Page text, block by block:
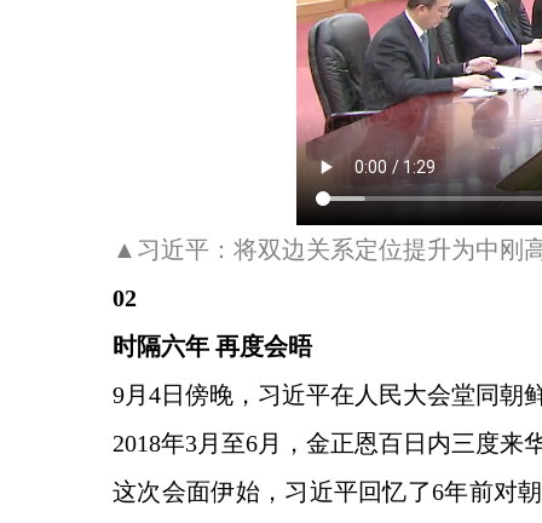
▲习近平：将双边关系定位提升为中刚
02
时隔六年 再度会晤
9月4日傍晚，习近平在人民大会堂同朝
2018年3月至6月，金正恩百日内三度来
这次会面伊始，习近平回忆了6年前对